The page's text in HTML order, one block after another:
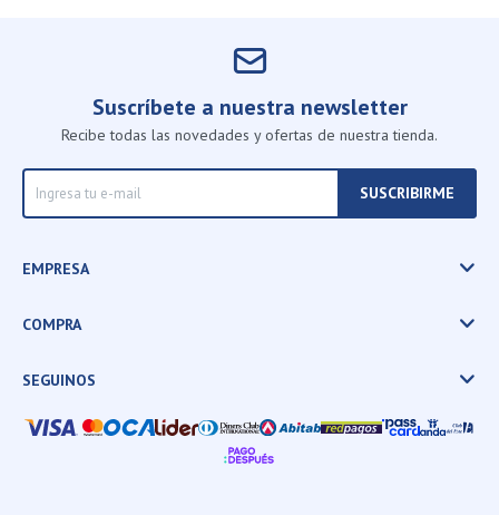
Suscríbete a nuestra newsletter
Recibe todas las novedades y ofertas de nuestra tienda.
SUSCRIBIRME
EMPRESA
COMPRA
SEGUINOS